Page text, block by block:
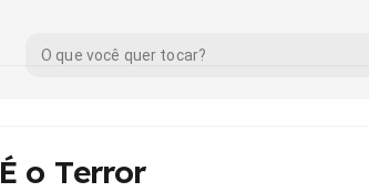
É o Terror